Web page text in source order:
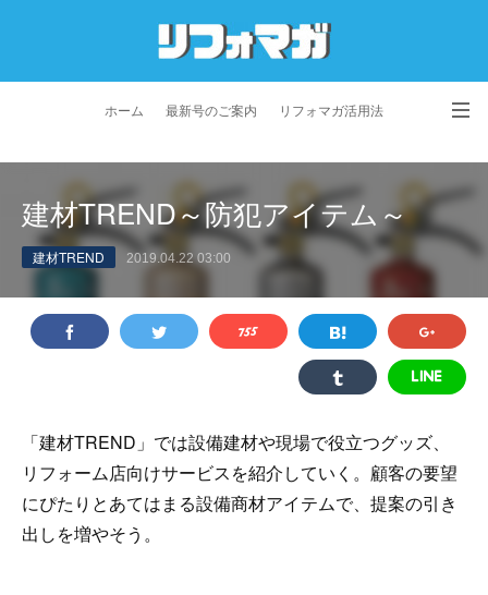
ホーム 最新号のご案内 リフォマガ活用法
プライバシーポリシー 利用規約 会社概要
建材TREND～防犯アイテム～
建材TREND 2019.04.22 03:00
「建材TREND」では設備建材や現場で役立つグッズ、
リフォーム店向けサービスを紹介していく。顧客の要望
にぴたりとあてはまる設備商材アイテムで、提案の引き
出しを増やそう。